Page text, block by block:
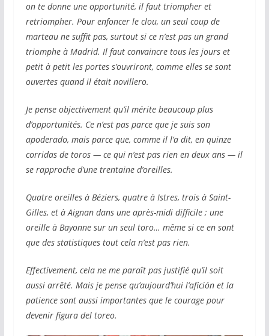
on te donne une opportunité, il faut triompher et
retriompher. Pour enfoncer le clou, un seul coup de
marteau ne suffit pas, surtout si ce n’est pas un grand
triomphe à Madrid. Il faut convaincre tous les jours et
petit à petit les portes s’ouvriront, comme elles se sont
ouvertes quand il était novillero.
Je pense objectivement qu’il mérite beaucoup plus
d’opportunités. Ce n’est pas parce que je suis son
apoderado, mais parce que, comme il l’a dit, en quinze
corridas de toros — ce qui n’est pas rien en deux ans — il
se rapproche d’une trentaine d’oreilles.
Quatre oreilles à Béziers, quatre à Istres, trois à Saint-
Gilles, et à Aignan dans une après-midi difficile ; une
oreille à Bayonne sur un seul toro… même si ce en sont
que des statistiques tout cela n’est pas rien.
Effectivement, cela ne me paraît pas justifié qu’il soit
aussi arrêté. Mais je pense qu’aujourd’hui l’afición et la
patience sont aussi importantes que le courage pour
devenir figura del toreo.